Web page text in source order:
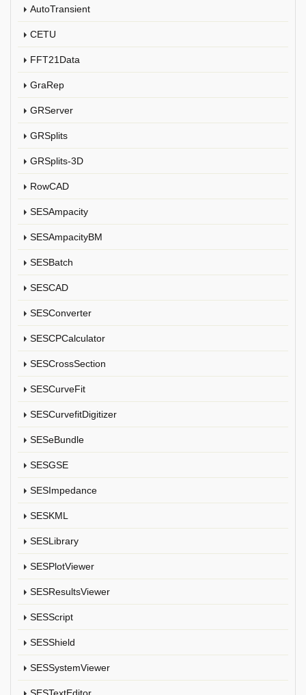
AutoTransient
CETU
FFT21Data
GraRep
GRServer
GRSplits
GRSplits-3D
RowCAD
SESAmpacity
SESAmpacityBM
SESBatch
SESCAD
SESConverter
SESCPCalculator
SESCrossSection
SESCurveFit
SESCurvefitDigitizer
SESeBundle
SESGSE
SESImpedance
SESKML
SESLibrary
SESPlotViewer
SESResultsViewer
SESScript
SESShield
SESSystemViewer